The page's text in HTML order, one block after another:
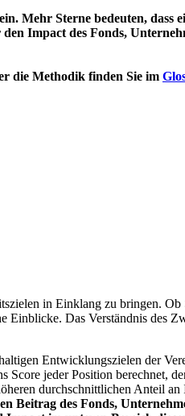
Mehr Sterne bedeuten, dass
Impact des Fonds,
die Methodik finden Sie im
in Einklang zu bringen. Ob
Einblicke. Das Verständnis des
Entwicklungszielen der
jeder Position berechnet,
durchschnittlichen Anteil an
Beitrag des Fonds,